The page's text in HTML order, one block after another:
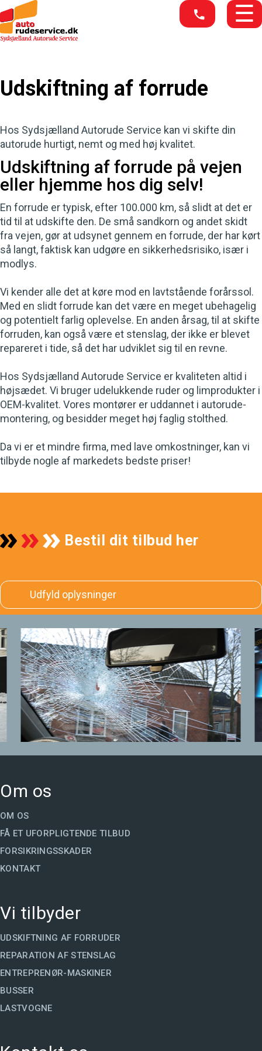
Skip to main content ☰
Udskiftning af forrude
Hos Sydsjælland Autorude Service kan vi skifte din
autorude hurtigt, nemt og med høj kvalitet.
Udskiftning af forrude på vejen
eller hjemme hos dig selv!
En forrude er typisk, efter 100.000 km, så slidt at det er
tid til at udskifte den. De små sandkorn og andet skidt
fra vejen, gør at udsynet gennem en forrude, der har kørt
så langt, faktisk kan udgøre en sikkerhedsrisiko, især i
modlys.
Vi kender alle det at køre mod en lavtstående forårssol.
Med en slidt forrude kan det være en meget ubehagelig
og potentielt farlig oplevelse. En anden årsag, til at skifte
forruden, kan også være et stenslag, der ikke er blevet
repareret i tide, så det har udviklet sig til en revne.
Hos Sydsjælland Autorude Service er kvaliteten altid i
højsædet. Vi bruger udelukkende ruder og limprodukter i
OEM-kvalitet. Vores montører er uddannet i autorude-
montering, og besidder meget høj faglig stolthed.
Da vi er et mindre firma, med lave omkostninger, kan vi
tilbyde nogle af markedets bedste priser!
Bestil dit tilbud her
Udfyld oplysninger
Om os
OM OS
FÅ ET UFORPLIGTENDE TILBUD
FORSIKRINGSSKADER
KONTAKT
Vi tilbyder
UDSKIFTNING AF FORRUDER
REPARATION AF STENSLAG
ENTREPRENØR-MASKINER
BUSSER
LASTVOGNE